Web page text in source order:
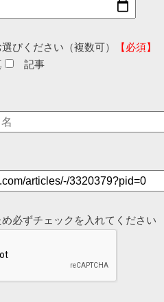
びください（複数可）
【必須】
記事
必ずチェックを入れてください